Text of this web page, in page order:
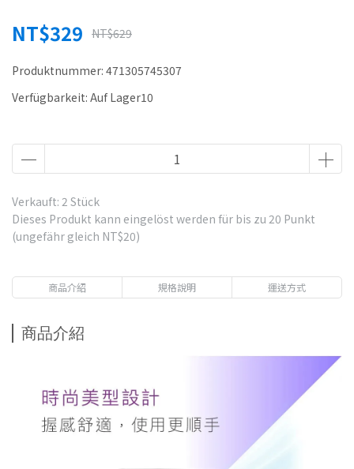
NT$329 NT$629
Produktnummer: 471305745307
Verfügbarkeit: Auf Lager10
Verkauft: 2 Stück
Dieses Produkt kann eingelöst werden für bis zu 20 Punkt
(ungefähr gleich NT$20)
商品介紹 規格說明 運送方式
商品介紹